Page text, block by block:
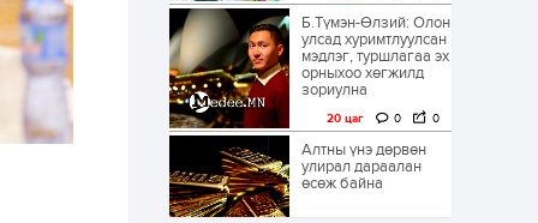
Б.Түмэн-Өлзий: Олон
улсад хуримтлуулсан
мэдлэг, туршлагаа эх
орныхоо хөгжилд
зориулна
20 цаг 0 0
Алтны үнэ дөрвөн
улирал дараалан
өсөж байна